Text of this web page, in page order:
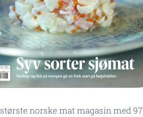
norske mat magasin med 97